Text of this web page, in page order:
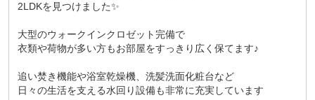
2LDKを見つけました✨
大型のウォークインクロゼット完備で
衣類や荷物が多い方もお部屋をすっきり広く保てます♪
追い焚き機能や浴室乾燥機、洗髪洗面化粧台など
日々の生活を支える水回り設備も非常に充実しています